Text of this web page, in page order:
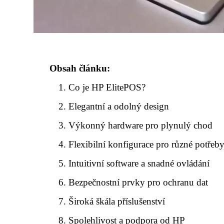
Obsah článku:
Co je HP ElitePOS?
Elegantní a odolný design
Výkonný hardware pro plynulý chod
Flexibilní konfigurace pro různé
Intuitivní software a snadné ovládání
Bezpečnostní prvky pro ochranu dat
Široká škála příslušenství
Spolehlivost a podpora od HP